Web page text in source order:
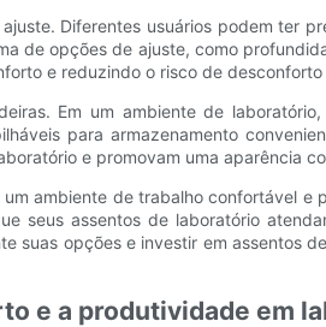
Diferentes usuários podem ter
de opções de ajuste, como
e reduzindo o risco de desconforto
Em um ambiente de
​​para armazenamento
e promovam uma aparência
ambiente de trabalho confortável
seus assentos de laboratório
suas opções e investir em assentos
e a produtividade em